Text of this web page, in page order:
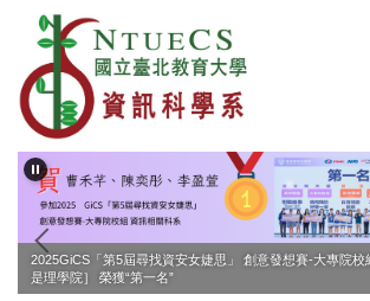
要
內
區
2025GiCS「第5屆尋找資安女婕思」 創意發想賽-大專院校
是理學院］ 榮獲“第一名”